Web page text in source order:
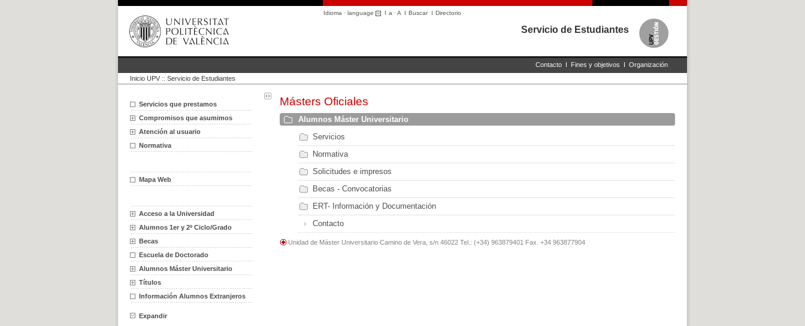
Idioma · language I a ·A I BuscarI Directorio
Servicio de Estudiantes
Contacto I Fines y objetivos I Organización
Inicio UPV :: Servicio de Estudiantes
Servicios que prestamos
Compromisos que asumimos
Atención al usuario
Normativa
Mapa Web
Acceso a la Universidad
Alumnos 1er y 2º Ciclo/Grado
Becas
Escuela de Doctorado
Alumnos Máster Universitario
Títulos
Información Alumnos Extranjeros
Expandir
Másters Oficiales
Alumnos Máster Universitario
Servicios
Normativa
Solicitudes e impresos
Becas - Convocatorias
ERT- Información y Documentación
Contacto
Unidad de Máster Universitario Camino de Vera, s/n 46022 Tel.: (+34) 963879401 Fax. +34 963877904